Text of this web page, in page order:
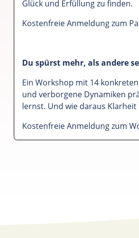
Glück und Erfüllung zu finden.
Kostenfreie Anmeldung zum
Du spürst mehr, als andere
Ein Workshop mit 14
und verborgene Dynamiken
lernst. Und wie daraus
Kostenfreie Anmeldung zum